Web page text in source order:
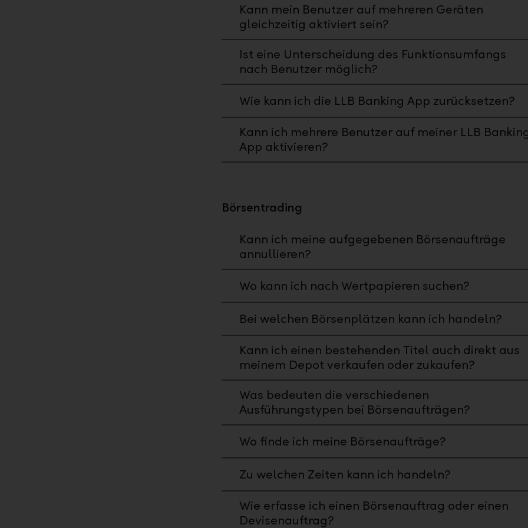
Kann mein Benutzer auf mehreren Geräten
gleichzeitig aktiviert sein?
Ist eine Unterscheidung des Funktionsumfangs
nach Benutzer möglich?
Wie kann ich die LLB Banking App zurücksetzen?
Kann ich mehrere Benutzer auf meiner LLB
App aktivieren?
Börsentrading
Kann ich meine aufgegebenen Börsenaufträge
annullieren?
Wo kann ich nach Wertpapieren suchen?
Bei welchen Börsenplätzen kann ich handeln?
Kann ich einen bestehenden Titel auch direkt aus
meinem Depot verkaufen oder zukaufen?
Was bedeuten die verschiedenen
Ausführungstypen bei Börsenaufträgen?
Wo finde ich meine Börsenaufträge?
Zu welchen Zeiten kann ich handeln?
Wie erfasse ich einen Börsenauftrag oder einen
Devisenauftrag?